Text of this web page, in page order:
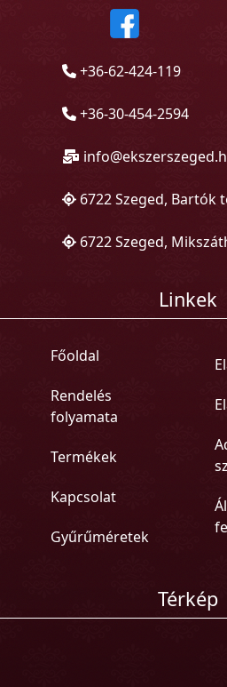
+36-62-424-119
+36-30-454-2594
6722 Szeged, Bartók
6722 Szeged,
Linkek
Főoldal
Rendelés
folyamata
Termékek
Kapcsolat
Gyűrűméretek
Térkép